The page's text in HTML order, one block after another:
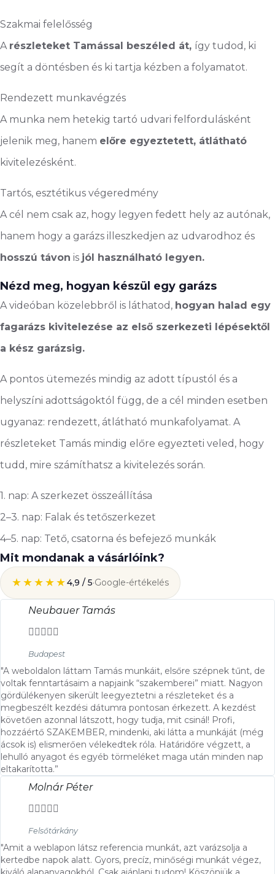
Szakmai felelősség
A részleteket Tamással beszéled át, így tudod, ki
segít a döntésben és ki tartja kézben a folyamatot.
Rendezett munkavégzés
A munka nem hetekig tartó udvari felfordulásként
jelenik meg, hanem előre egyeztetett, átlátható
kivitelezésként.
Tartós, esztétikus végeredmény
A cél nem csak az, hogy legyen fedett hely az autónak,
hanem hogy a garázs illeszkedjen az udvarodhoz és
hosszú távon is jól használható legyen.
Nézd meg, hogyan készül egy garázs
A videóban közelebbről is láthatod, hogyan halad egy
fagarázs kivitelezése az első szerkezeti lépésektől
a kész garázsig.
A pontos ütemezés mindig az adott típustól és a
helyszíni adottságoktól függ, de a cél minden esetben
ugyanaz: rendezett, átlátható munkafolyamat. A
részleteket Tamás mindig előre egyezteti veled, hogy
tudd, mire számíthatsz a kivitelezés során.
1. nap: A szerkezet összeállítása
2–3. nap: Falak és tetőszerkezet
4–5. nap: Tető, csatorna és befejező munkák
Mit mondanak a vásárlóink?
★★★★★4,9 / 5·Google-értékelés
Neubauer Tamás

Budapest
"A weboldalon láttam Tamás munkáit, elsőre szépnek tűnt, de
voltak fenntartásaim a napjaink “szakemberei” miatt. Nagyon
gördülékenyen sikerült leegyeztetni a részleteket és a
megbeszélt kezdési dátumra pontosan érkezett. A kezdést
követően azonnal látszott, hogy tudja, mit csinál! Profi,
hozzáértő SZAKEMBER, mindenki, aki látta a munkáját (még
ácsok is) elismerően vélekedtek róla. Határidőre végzett, a
lehulló anyagot és egyéb törmeléket maga után minden nap
eltakarította.”
Molnár Péter

Felsőtárkány
"Amit a weblapon látsz referencia munkát, azt varázsolja a
kertedbe napok alatt. Gyors, precíz, minőségi munkát végez,